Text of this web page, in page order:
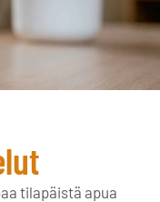
tilapäistä apua